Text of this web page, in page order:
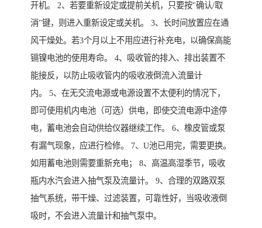
开机。 2、若要重新设定或提前关机，只要按"确认/取
消"键，则进入重新设定或关机。 3、长时间放置应在通
风干燥处。若3个月以上不用应进行补充电，以确保高能
镉镍电池的使用寿命。 4、吸收管的排入、排出装置不
能接反，以防止吸收管内的吸收液倒流入流量计
内。 5、在无交流电源或电源设置不太便利的情况下，
即可使用机内电池（可选）供电，即使交流电源中途停
电，蓄电池会自动供给仪器继续工作。 6、橡皮管或泵
有漏气现象，应进行检修。 7、U池已用完，需要更换。
如用蓄电池则需要重新充电； 8、高温高湿季节，吸收
瓶内水汽会进入抽气泵及流量计。 9、合理的双路双泵
抽气系统，带干燥、过滤装置，可靠性好，当吸收液倒
吸时，不会进入流量计和抽气泵中。